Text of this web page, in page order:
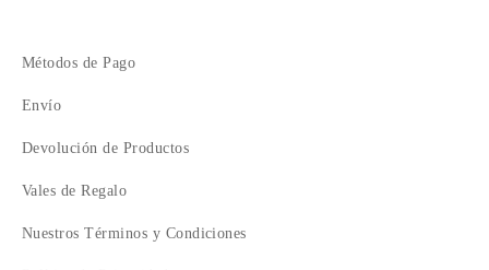
Métodos de Pago
Envío
Devolución de Productos
Vales de Regalo
Nuestros Términos y Condiciones